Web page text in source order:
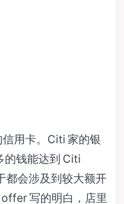
用卡。Citi 家的银
的钱能达到 Citi
都会涉及到较大额开
写的明白，店里